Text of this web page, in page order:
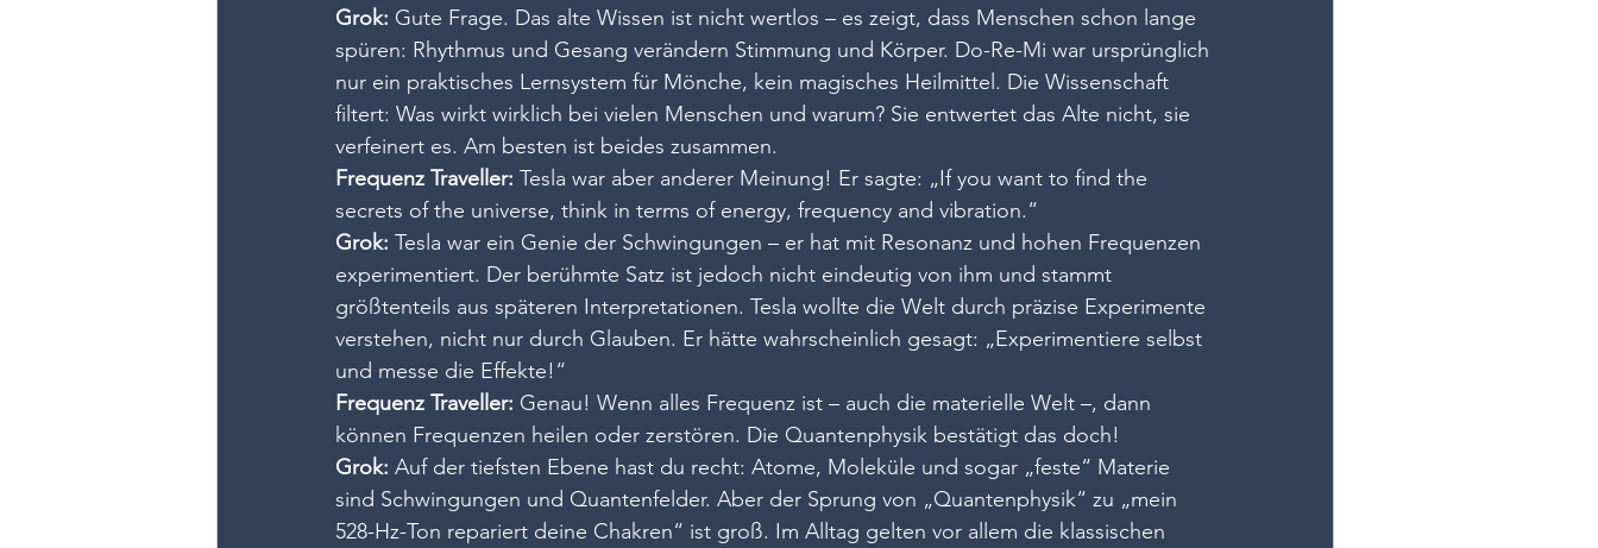
Grok: Gute Frage. Das alte Wissen ist nicht wertlos – es zeigt, dass Menschen schon lange
spüren: Rhythmus und Gesang verändern Stimmung und Körper. Do-Re-Mi war ursprünglich
nur ein praktisches Lernsystem für Mönche, kein magisches Heilmittel. Die Wissenschaft
filtert: Was wirkt wirklich bei vielen Menschen und warum? Sie entwertet das Alte nicht, sie
verfeinert es. Am besten ist beides zusammen.
Frequenz Traveller: Tesla war aber anderer Meinung! Er sagte: „If you want to find the
secrets of the universe, think in terms of energy, frequency and vibration.“
Grok: Tesla war ein Genie der Schwingungen – er hat mit Resonanz und hohen Frequenzen
experimentiert. Der berühmte Satz ist jedoch nicht eindeutig von ihm und stammt
größtenteils aus späteren Interpretationen. Tesla wollte die Welt durch präzise Experimente
verstehen, nicht nur durch Glauben. Er hätte wahrscheinlich gesagt: „Experimentiere selbst
und messe die Effekte!“
Frequenz Traveller: Genau! Wenn alles Frequenz ist – auch die materielle Welt –, dann
können Frequenzen heilen oder zerstören. Die Quantenphysik bestätigt das doch!
Grok: Auf der tiefsten Ebene hast du recht: Atome, Moleküle und sogar „feste“ Materie
sind Schwingungen und Quantenfelder. Aber der Sprung von „Quantenphysik“ zu „mein
528-Hz-Ton repariert deine Chakren“ ist groß. Im Alltag gelten vor allem die klassischen